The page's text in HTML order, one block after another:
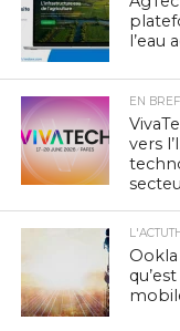
l’eau
EN BREF
vers